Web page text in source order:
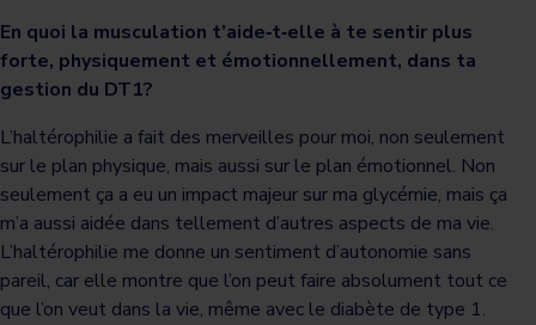
En quoi la musculation t’aide‑t‑elle à te sentir plus
forte, physiquement et émotionnellement, dans ta
gestion du DT1?
L’haltérophilie a fait des merveilles pour moi, non seulement
sur le plan physique, mais aussi sur le plan émotionnel. Non
seulement ça a eu un impact majeur sur ma glycémie, mais ça
m’a aussi aidée dans tellement d’autres aspects de ma vie.
L’haltérophilie me donne un sentiment d’autonomie sans
pareil, car elle montre que l’on peut faire absolument tout ce
que l’on veut dans la vie, même avec le diabète de type 1.